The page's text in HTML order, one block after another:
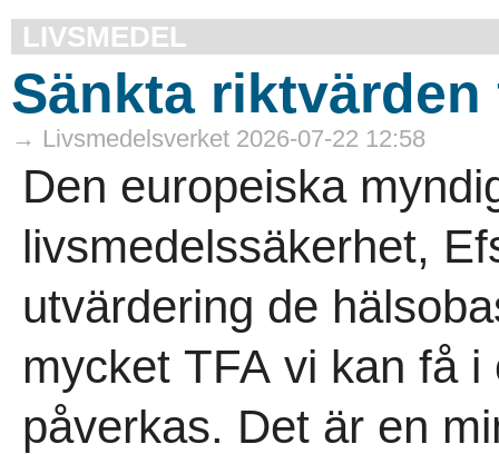
LIVSMEDEL
Sänkta riktvärden
→ Livsmedelsverket 2026-07-22 12:58
Den europeiska
livsmedelssäkerhet,
utvärdering de
mycket TFA vi kan få
påverkas. Det är en